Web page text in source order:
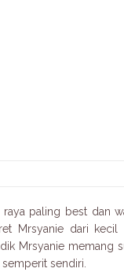
raya paling best dan
Mrsyanie dari
Mrsyanie memang
semperit sendiri.